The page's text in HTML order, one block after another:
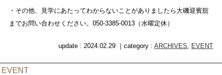
・その他、見学にあたってわからないことがありましたら大磯迎賓舘
までお問い合わせください。050-3385-0013（水曜定休）
update : 2024.02.29 ｜category :ARCHIVES, EVENT
EVENT